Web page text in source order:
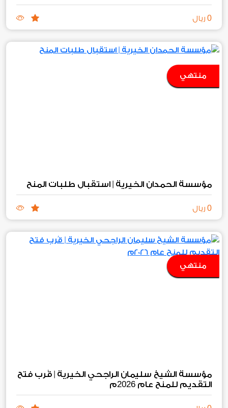
0 ريال
منتهي
مؤسسة الحمدان الخيرية | استقبال طلبات المنح
0 ريال
منتهي
مؤسسة الشيخ سليمان الراجحي الخيرية | قُرب فتح
التقديم للمنح عام 2026م